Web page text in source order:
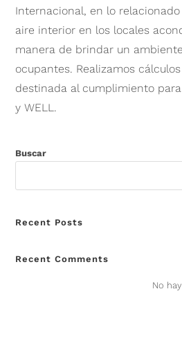
Internacional, en lo
aire interior en los locales
manera de brindar un
ocupantes. Realizamos
destinada al cumplimiento
y WELL.
Buscar
Recent Posts
Recent Comments
No